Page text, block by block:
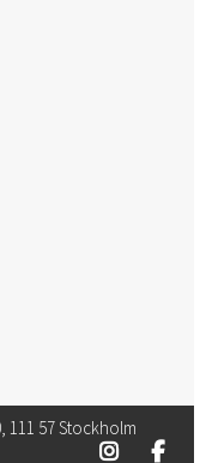
111 57 Stockholm